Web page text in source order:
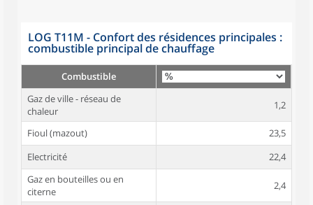
LOG T11M - Confort des résidences principales :
combustible principal de chauffage
Combustible
Gaz de ville - réseau de
chaleur
1,2
Fioul (mazout)
23,5
Electricité
22,4
Gaz en bouteilles ou en
citerne
2,4